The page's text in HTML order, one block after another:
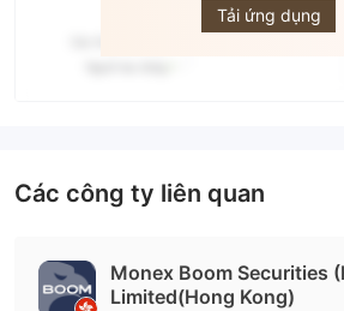
Tải ứng dụng
Các công ty liên quan
Monex Boom Securities
Limited(Hong Kong)